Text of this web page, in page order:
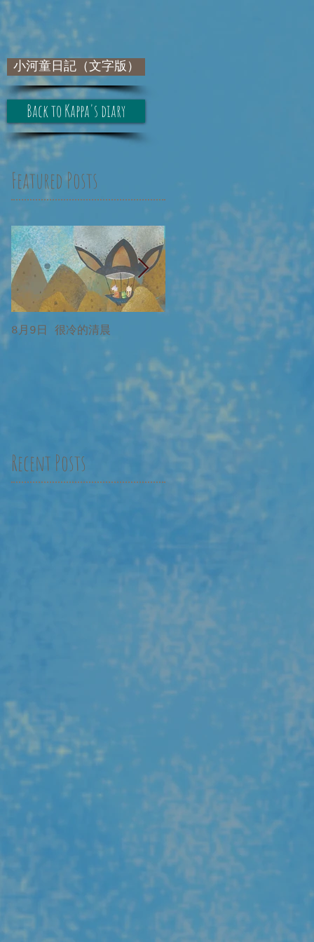
小河童日記（文字版）
Back to Kappa's diary
Featured Posts
8月9日 很冷的清晨 8月9日 很冷的清晨 補記
Recent Posts